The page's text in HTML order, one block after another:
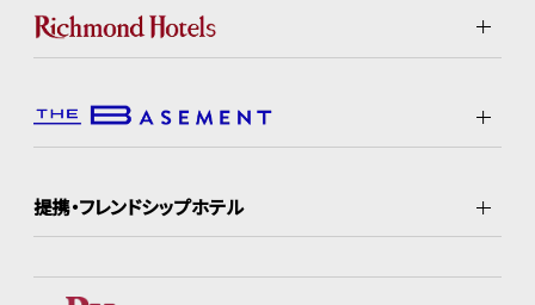
提携・フレンドシップホテル